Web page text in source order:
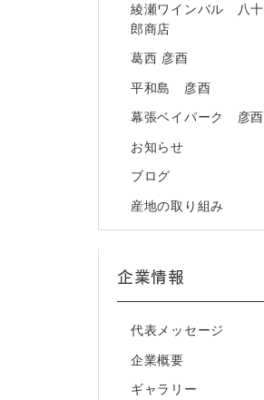
綾瀬ワインバル 八十
郎商店
葛西 彦酉
平和島 彦酉
幕張ベイパーク 彦酉
お知らせ
ブログ
産地の取り組み
企業情報
代表メッセージ
企業概要
ギャラリー